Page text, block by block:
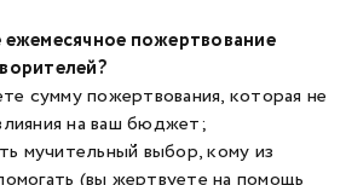
ежемесячное пожертвование
сумму пожертвования, которая не
на ваш бюджет;
мучительный выбор, кому из